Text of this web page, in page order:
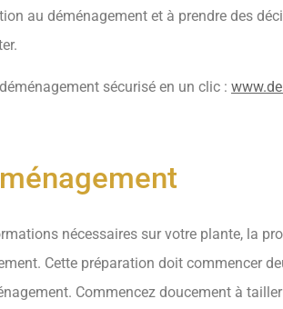
au déménagement et à prendre des
sécurisé en un clic :
nécessaires sur votre plante, la
Cette préparation doit commencer
Commencez doucement à